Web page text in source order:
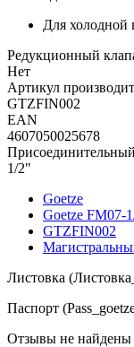
Для холодной
Редукционный
Нет
Артикул
GTZFIN002
EAN
4607050025678
1/2"
Goetze
Goetze FM07-
GTZFIN002
Листовка
Паспорт
Отзывы не найдены